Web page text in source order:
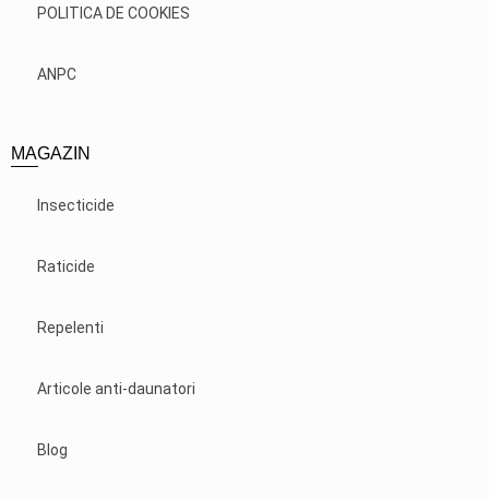
POLITICA DE COOKIES
ANPC
MAGAZIN
Insecticide
Raticide
Repelenti
Articole anti-daunatori
Blog